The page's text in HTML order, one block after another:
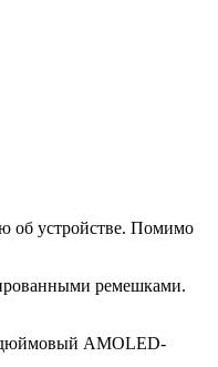
об устройстве. Помимо
ремешками.
дюймовый AMOLED-